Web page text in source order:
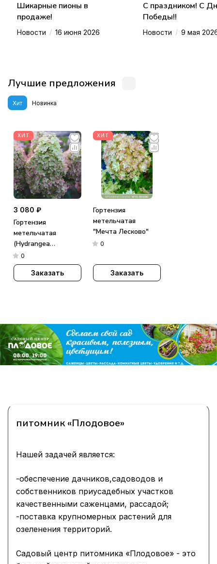
Шикарные пионы в
продаже!
Новости / 16 июня 2026
С праздником! С
Победы!!
Новости / 9 мая
Лучшие предложения
Хит Новинка
ХИТ
3 080 ₽
Гортензия
метельчатая
(Hydrangea
paniculata)
«Metallica»
0
Заказать
ХИТ
Гортензия
метельчатая
"Мечта Лесково"
0
Заказать
питомник «Плодовое»
Нашей задачей является:
-обеспечение дачников,садоводов и
собственников приусадебных участков
качественными саженцами, рассадой;
-поставка крупномерных растений для
озеленения территорий.
Садовый центр питомника «Плодовое» - это